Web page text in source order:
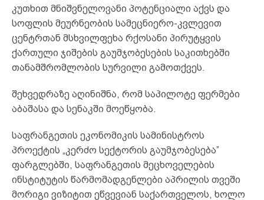
კუთხით მნიშვნელოვანი პოტენციალი აქვს და
სოფლის მეურნეობის სამეცნიერო-კვლევით
ცენტრთან მსხვილფეხა რქოსანი პირუტყვის
ქართული ჯიშების გაუმჯობესების საკითხებში
თანამშრომლობის სურვილი გამოთქვეს.
შეხვედრაზე აღინიშნა, რომ საპილოტე ფერმები
აბაშასა და სენაკში მოეწყობა.
საფრანგეთის ეკონომიკის სამინისტროს
პროექტის „კერძო სექტორის გაუმჯობესება”
ფარგლებში, საფრანგეთის მეცხოველების
ინსტიტუტის წარმომადგენლები აპრილის თვეში
მორიგი ვიზიტით ეწვევიან საქართველოს, ხოლო